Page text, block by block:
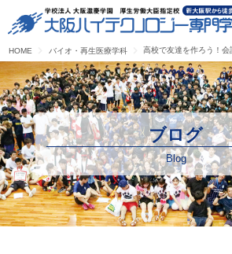
HOME バイオ・再生医療学科 高校で友達を作ろう！
ブログ
Blog